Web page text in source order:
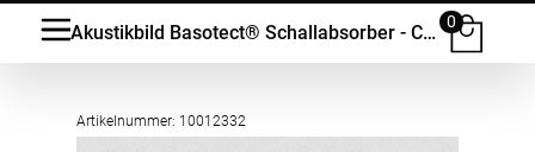
Akustikbild Basotect® Schallabsorber - Comic Tierwelt in vielen Grössen
0
Artikelnummer: 10012332